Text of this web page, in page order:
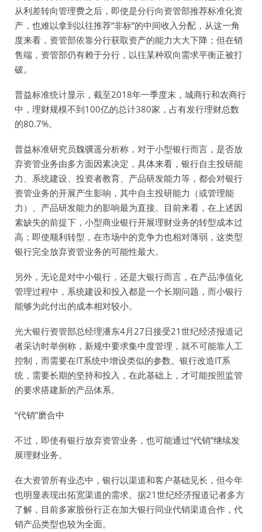
从利差转向管理费之后，即使是分行向资管部推荐标准化资
产，也难以拿到以往推荐“非标”的中间收入分配，从这一角
度来看，资管部依靠分行获取资产的能力大大下降；但在销
售端，资管部仍有赖于分行，以往某种双向需求平衡正被打
破。
普益标准统计显示，截至2018年一季度末，城商行和农商行
中，理财规模不到100亿的总计380家，占有发行理财总数
的80.7%。
普益标准研究员魏骥遥分析称，对于小型银行而言，是否放
弃资管业务由多方面因素决定，具体来看，银行自主投研能
力、系统建设、投资者教育、产品研发能力等，都会对银行
资管业务的开展产生影响，其中自主投研能力（或管理能
力）、产品研发能力的影响最为直接。目前来看，在上述因
素缺失的前提下，小型商业银行开展理财业务的转型成本过
高；即使顺利转型，在市场中的竞争力也相对薄弱，这类型
银行完全放弃资管业务的可能性最大。
另外，无论是对中小银行，还是大银行而言，在产品净值化
管理过程中，系统建设和投入都是一个长期问题，而小银行
能够为此付出的成本相对较小。
光大银行资管部总经理潘东4月27日接受21世纪经济报道记
者采访时举例称，新规中要求集中度管理，就不可能靠人工
控制，而需要在IT系统中增设类似的参数。银行改造IT系
统，需要长期的坚持和投入，在此基础上，才可能按照监管
的要求搭建新的产品体系。
“代销”磨合中
不过，即使有银行放弃资管业务，也可能通过“代销”继续发
展理财业务。
在大资管所有业态中，银行以渠道和客户基础见长，但今年
也明显表现出拓宽渠道的需求。据21世纪经济报道记者多方
了解，目前多家股份行正在加大银行同业代销渠道合作，代
销产品类型也较为全面。